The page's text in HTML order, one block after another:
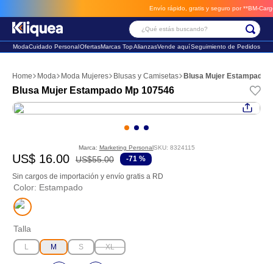
Envío rápido, gratis y seguro por **BM-Cargo**
¿Qué estás buscando?
ModaCuidado PersonalOfertasMarcas TopAlianzasVende aquíSeguimiento de Pedidos
Moda Moda Mujeres Blusas y Camisetas Blusa Mujer Estampado
Blusa Mujer Estampado Mp 107546
Marca: Marketing PersonalSKU: 8324115
US$ 16.00 US$55.00 -71 %
Sin cargos de importación y envío gratis a RD
Color: Estampado
Talla
L M S XL
2. sandalia